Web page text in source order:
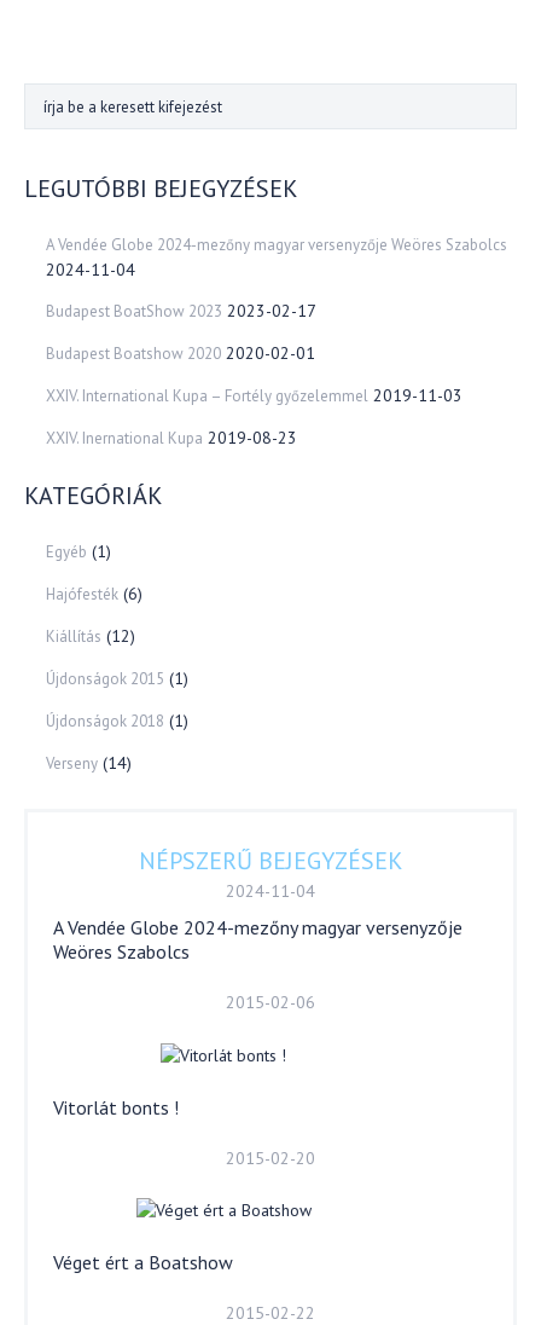
LEGUTÓBBI BEJEGYZÉSEK
A Vendée Globe 2024-mezőny magyar versenyzője Weöres Szabolcs
2024-11-04
Budapest BoatShow 2023 2023-02-17
Budapest Boatshow 2020 2020-02-01
XXIV. International Kupa – Fortély győzelemmel 2019-11-03
XXIV. Inernational Kupa 2019-08-23
KATEGÓRIÁK
Egyéb (1)
Hajófesték (6)
Kiállítás (12)
Újdonságok 2015 (1)
Újdonságok 2018 (1)
Verseny (14)
NÉPSZERŰ BEJEGYZÉSEK
2024-11-04
A Vendée Globe 2024-mezőny magyar versenyzője
Weöres Szabolcs
2015-02-06
Vitorlát bonts !
2015-02-20
Véget ért a Boatshow
2015-02-22